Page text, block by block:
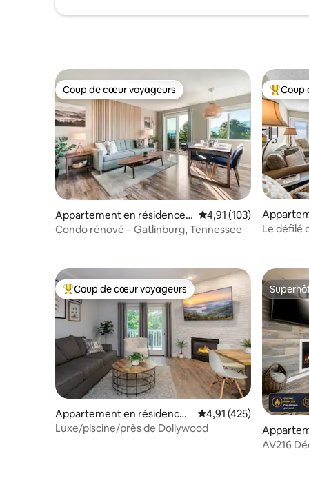
Coup de cœur voyageurs
Coup de cœur voyageurs
Appartement en résidence ⋅
Gatlinburg
Évaluation moyenne
4,91 (103)
Condo rénové – Gatlinburg, Tennessee
Coups
Coup
Le défilé
Coups de cœur voyageurs les plus appréciés
Coup de cœur voyageurs
Appartement en résidence ⋅
Pigeon Forge
Évaluation moyenne
4,91 (425)
Luxe/piscine/près de Dollywood
⋅
AV216